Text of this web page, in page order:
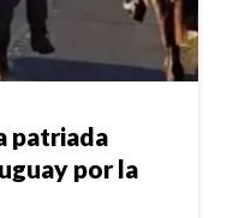
patriada
por la